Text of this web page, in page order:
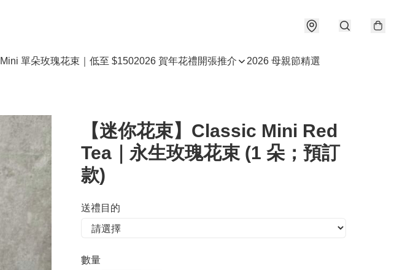
Mini 單朵玫瑰花束｜低至 $1502026 賀年花禮開張推介
2026 母親節精選
【迷你花束】Classic Mini Red
Tea｜永生玫瑰花束 (1 朵；預訂
款)
送禮目的
數量